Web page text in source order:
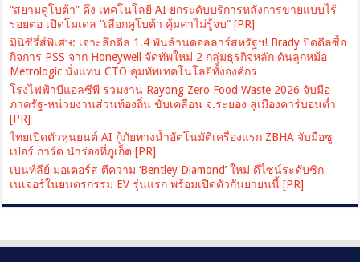
“สยามคูโบต้า” ดึง เทคโนโลยี AI ยกระดับบริการหลังการขายแบบไร้
รอยต่อ เปิดโมเดล “เลือกคูโบต้า คุ้มค่าไม่รู้จบ” [PR]
มินิซีรี่ส์พิเศษ: เจาะลึกดีล 1.4 พันล้านดอลลาร์สหรัฐฯ! Brady ปิดดีลซื้อ
กิจการ PSS จาก Honeywell จัดทัพใหม่ 2 กลุ่มธุรกิจหลัก ดันลูกหม้อ
Metrologic นั่งแท่น CTO คุมทัพเทคโนโลยีทั้งองค์กร
โรงไฟฟ้าบีแอลซีพี ร่วมงาน Rayong Zero Food Waste 2026 จับมือ
ภาครัฐ-หน่วยงานส่วนท้องถิ่น ขับเคลื่อน จ.ระยอง สู่เมืองคาร์บอนต่ำ
[PR]
ไทยเปิดตัวหุ่นยนต์ AI กู้ภัยทางน้ำอัตโนมัติเครื่องแรก ZBHA จับมือซู
เปอร์ การ์ด นำร่องที่ภูเก็ต [PR]
เบนท์ลีย์ มอเตอร์ส ตีความ ‘Bentley Diamond’ ใหม่ ดีไซน์ระดับซิก
เนเจอร์ในยนตรกรรม EV รุ่นแรก พร้อมเปิดตัวกันยายนนี้ [PR]